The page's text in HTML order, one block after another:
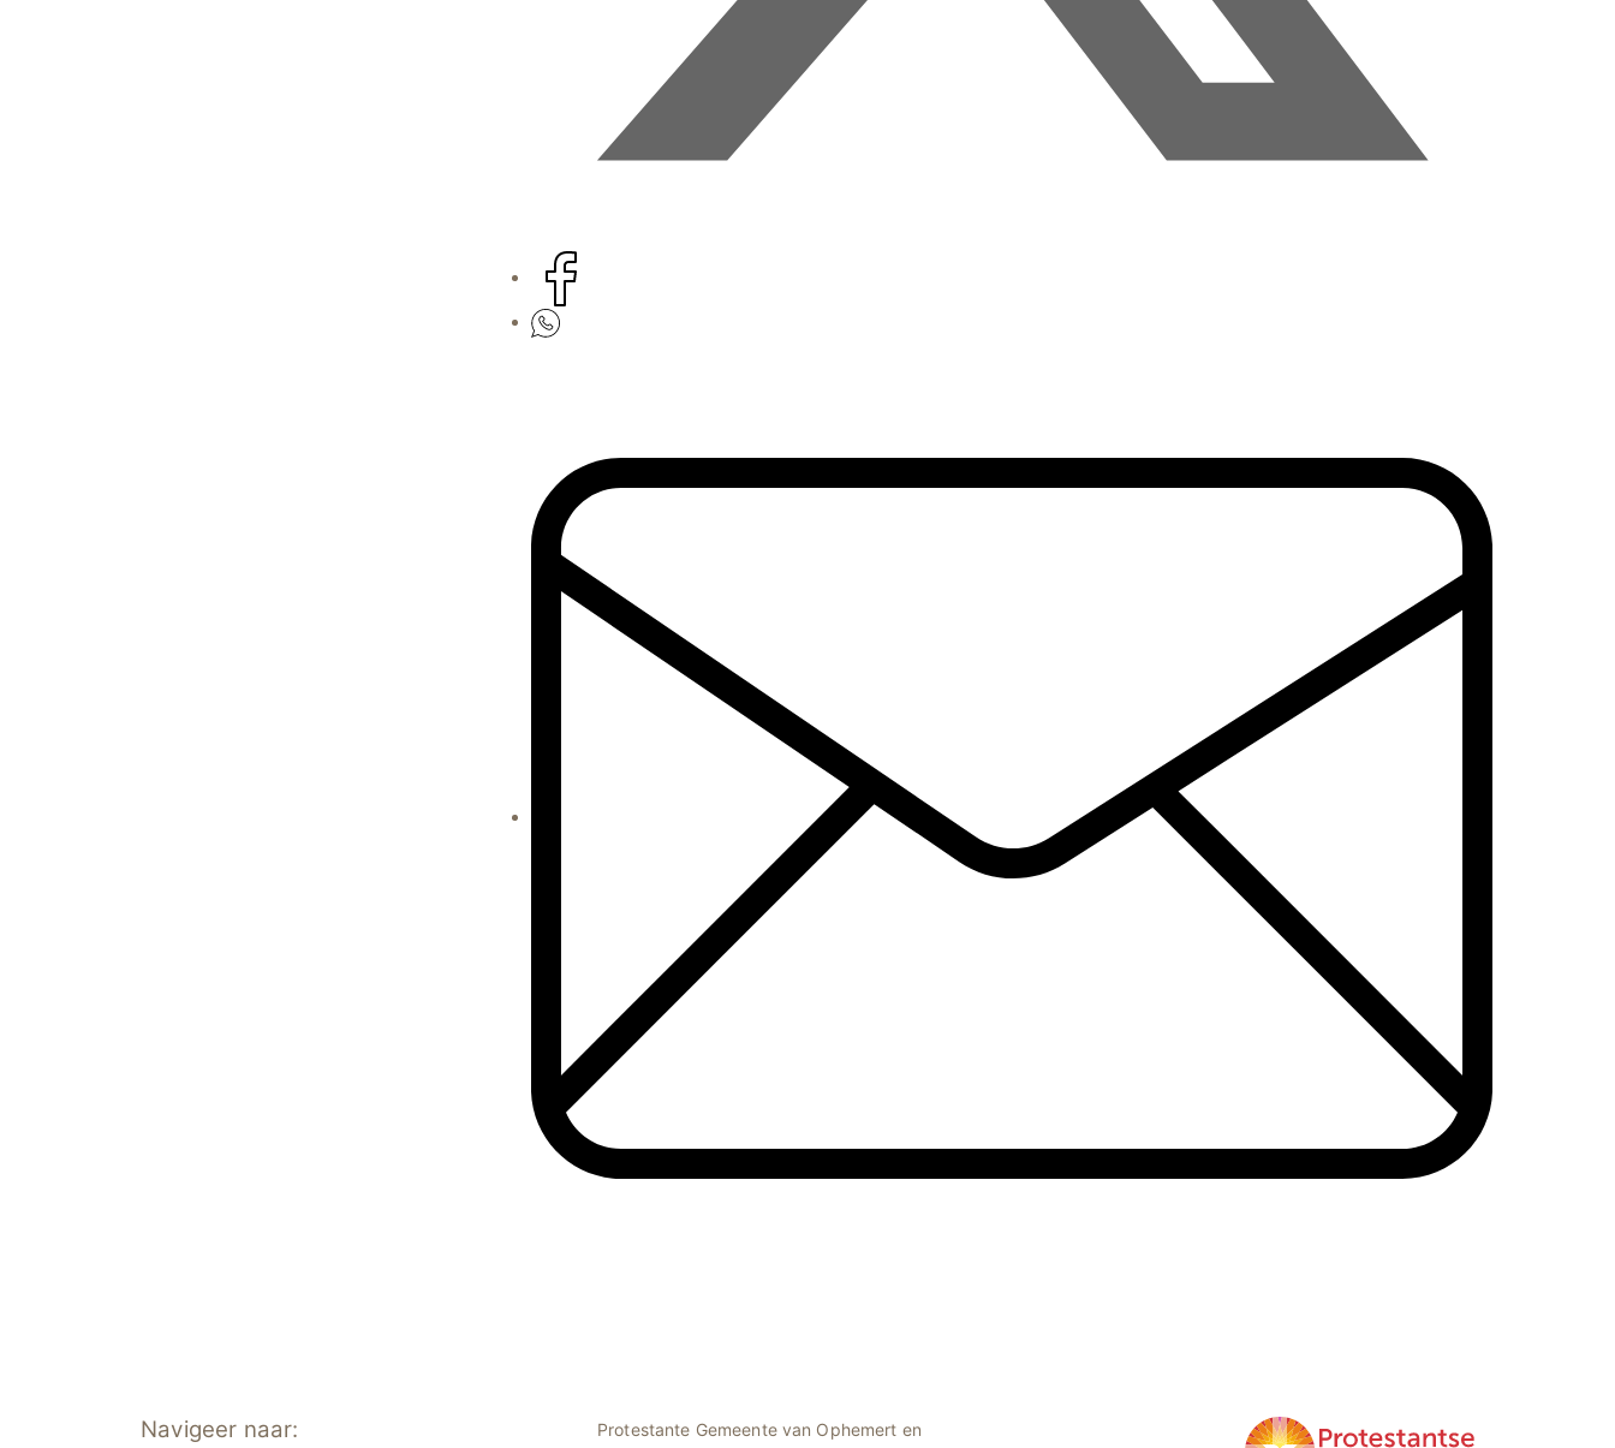
Navigeer naar:
Protestante Gemeente van Ophemert en